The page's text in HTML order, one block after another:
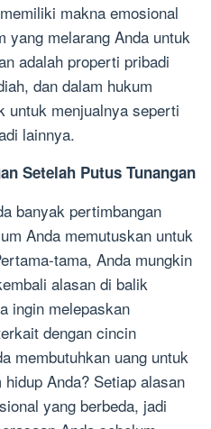
makna emosional
yang melarang Anda untuk
adalah properti pribadi
dan dalam hukum
untuk menjualnya seperti
lainnya.
Setelah Putus Tunangan
banyak pertimbangan
Anda memutuskan untuk
tama, Anda mungkin
alasan di balik
ingin melepaskan
dengan cincin
membutuhkan uang untuk
Anda? Setiap alasan
yang berbeda, jadi